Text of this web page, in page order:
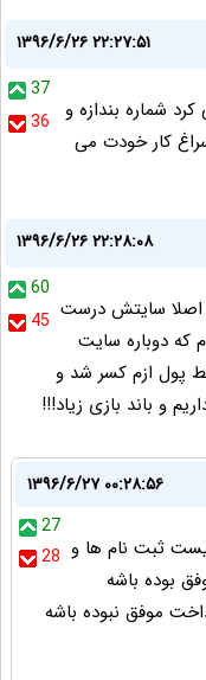
۱۳۹۶/۶/۲۶ ۲۲:۲۷:۵۱
37
36
شماره بندازه و
کار خودت می
۱۳۹۶/۶/۲۶ ۲۲:۲۸:۰۸
60
45 نامیم، اصلا سایتش درست
شدم که دوباره سایت
ته صف 32000 نفری، فقط پول ازم کسر شد و
و باند بازی زیاد!!!
۱۳۹۶/۶/۲۷ ۰۰:۲۸:۵۶
27
28 ثبت نام ها و
بوده باشه
موفق نبوده باشه